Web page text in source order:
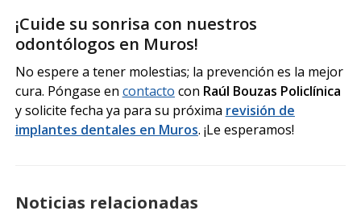
¡Cuide su sonrisa con nuestros
odontólogos en Muros!
No espere a tener molestias; la prevención es la mejor
cura. Póngase en contacto con Raúl Bouzas Policlínica
y solicite fecha ya para su próxima revisión de
implantes dentales en Muros. ¡Le esperamos!
Noticias relacionadas